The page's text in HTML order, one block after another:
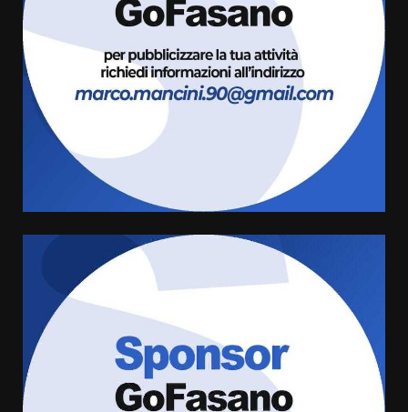
Fasanese ferito a colpi di arma
da fuoco
6 Agosto 2026 18:13
Carta d’identità: continua il piano
di aperture straordinarie del
Comune di Fasano
cittadina di Fratelli d’Italia,
pronta a tornare in Consiglio
comunale
6 Agosto 2026 08:00
Cura dei beni comuni e
cittadinanza attiva: online
l’avviso per la gestione
condivisa della Villetta di
Laureto